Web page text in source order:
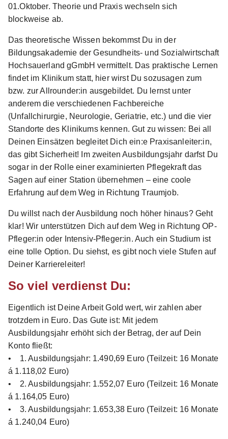
Infos zum Beruf Pflegefachmann
3.797 Ausbildungsplätze
Ausbildung Pflegefachfrau/Pflegefachmann (3
Jahre)
apm
01.10.2026
24114 Kiel
Neu
Ausbildung Pflegefachmann/-frau (Start:
GmbH
01.10.2026
75050 Gemmingen
1.500 - 1.650 € pro Monat
Neu
01.Oktober. Theorie und Praxis wechseln sich
blockweise ab.
Das theoretische Wissen bekommst Du in der
Bildungsakademie der Gesundheits- und Sozialwirtschaft
Hochsauerland gGmbH vermittelt. Das praktische Lernen
findet im Klinikum statt, hier wirst Du sozusagen zum
bzw. zur Allrounder:in ausgebildet. Du lernst unter
anderem die verschiedenen Fachbereiche
(Unfallchirurgie, Neurologie, Geriatrie, etc.) und die vier
Standorte des Klinikums kennen. Gut zu wissen: Bei all
Deinen Einsätzen begleitet Dich ein:e Praxisanleiter:in,
das gibt Sicherheit! Im zweiten Ausbildungsjahr darfst Du
sogar in der Rolle einer examinierten Pflegekraft das
Sagen auf einer Station übernehmen – eine coole
Erfahrung auf dem Weg in Richtung Traumjob.
Du willst nach der Ausbildung noch höher hinaus? Geht
klar! Wir unterstützen Dich auf dem Weg in Richtung OP-
Pfleger:in oder Intensiv-Pfleger:in. Auch ein Studium ist
eine tolle Option. Du siehst, es gibt noch viele Stufen auf
Deiner Karriereleiter!
So viel verdienst Du:
Eigentlich ist Deine Arbeit Gold wert, wir zahlen aber
trotzdem in Euro. Das Gute ist: Mit jedem
Ausbildungsjahr erhöht sich der Betrag, der auf Dein
Konto fließt:
• 1. Ausbildungsjahr: 1.490,69 Euro (Teilzeit: 16 Monate
á 1.118,02 Euro)
• 2. Ausbildungsjahr: 1.552,07 Euro (Teilzeit: 16 Monate
á 1.164,05 Euro)
• 3. Ausbildungsjahr: 1.653,38 Euro (Teilzeit: 16 Monate
á 1.240,04 Euro)